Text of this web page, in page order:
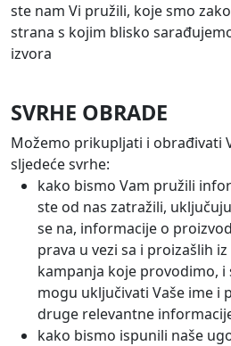
ste nam Vi pružili, koje smo
strana s kojim blisko
izvora
SVRHE OBRADE
Možemo prikupljati i obrađivati
sljedeće svrhe:
kako bismo Vam pružili
ste od nas zatražili,
se na, informacije o
prava u vezi sa i proizašlih
kampanja koje provodimo, i
mogu uključivati Vaše ime i
druge relevantne
kako bismo ispunili naše